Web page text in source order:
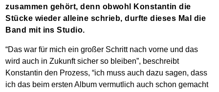
zusammen gehört, denn obwohl Konstantin die
Stücke wieder alleine schrieb, durfte dieses Mal die
Band mit ins Studio.
“Das war für mich ein großer Schritt nach vorne und das
wird auch in Zukunft sicher so bleiben”, beschreibt
Konstantin den Prozess, “ich muss auch dazu sagen, dass
ich das beim ersten Album vermutlich auch schon gemacht